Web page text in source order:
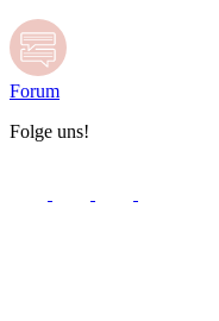
Forum
Folge uns!